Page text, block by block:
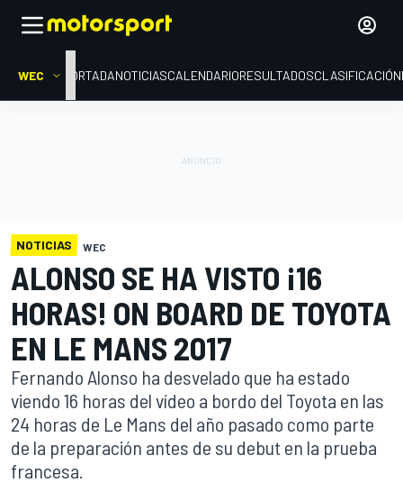
WEC PORTADANOTICIASCALENDARIORESULTADOSCLASIFICACIÓN
NOTICIAS WEC
ALONSO SE HA VISTO ¡16
HORAS! ON BOARD DE TOYOTA
EN LE MANS 2017
Fernando Alonso ha desvelado que ha estado
viendo 16 horas del vídeo a bordo del Toyota en las
24 horas de Le Mans del año pasado como parte
de la preparación antes de su debut en la prueba
francesa.